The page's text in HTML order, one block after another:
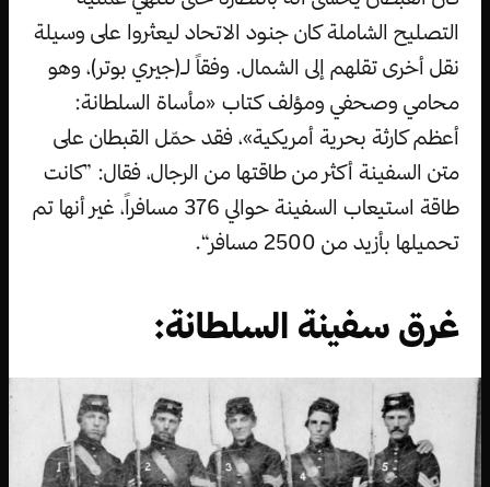
التصليح الشاملة كان جنود الاتحاد ليعثروا على وسيلة
نقل أخرى تقلهم إلى الشمال. وفقاً لـ(جيري بوتر)، وهو
محامي وصحفي ومؤلف كتاب «مأساة السلطانة:
أعظم كارثة بحرية أمريكية»، فقد حمّل القبطان على
متن السفينة أكثر من طاقتها من الرجال، فقال: ”كانت
طاقة استيعاب السفينة حوالي 376 مسافراً، غير أنها تم
تحميلها بأزيد من 2500 مسافر“.
غرق سفينة السلطانة: